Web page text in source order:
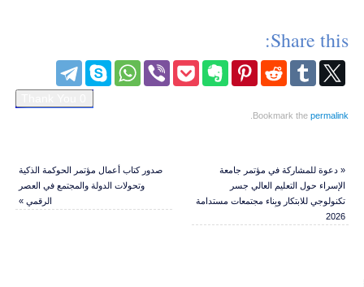
Share this:
Bookmark thepermalink
«دعوة للمشاركة في مؤتمر جامعة
الإسراء حول التعليم العالي جسر
تكنولوجي للابتكار وبِناء مجتمعات مستدامة
2026
صدور كتاب أعمال مؤتمر الحوكمة الذكية
وتحولات الدولة والمجتمع في العصر
الرقمي»